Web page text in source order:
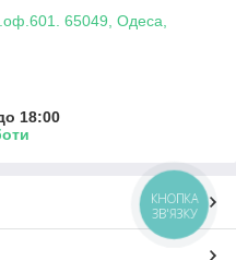
65049, Одеса,
18:00
КНОПКА
ЗВ'ЯЗКУ